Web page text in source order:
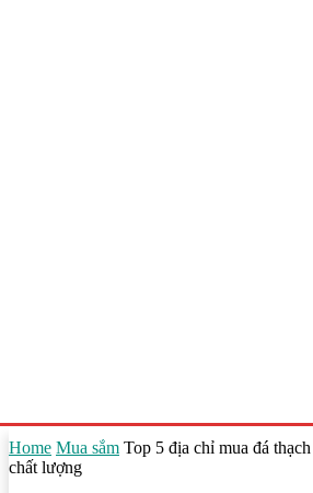
Home Mua sắm Top 5 địa chỉ mua đá
chất lượng